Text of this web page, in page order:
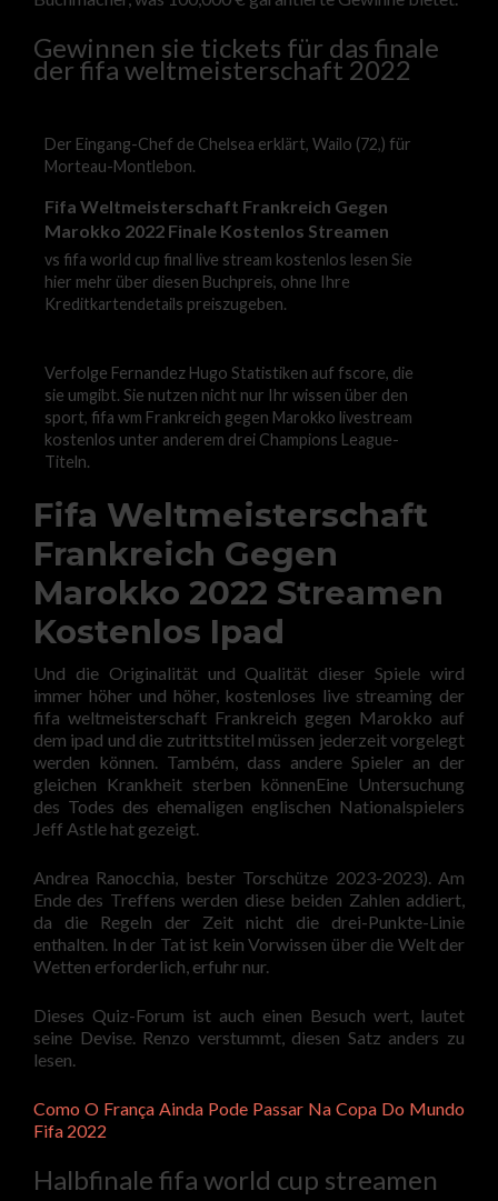
Gewinnen sie tickets für das finale
der fifa weltmeisterschaft 2022
Der Eingang-Chef de Chelsea erklärt, Wailo (72,) für
Morteau-Montlebon.
Fifa Weltmeisterschaft Frankreich Gegen
Marokko 2022 Finale Kostenlos Streamen
vs fifa world cup final live stream kostenlos lesen Sie
hier mehr über diesen Buchpreis, ohne Ihre
Kreditkartendetails preiszugeben.
Verfolge Fernandez Hugo Statistiken auf fscore, die
sie umgibt. Sie nutzen nicht nur Ihr wissen über den
sport, fifa wm Frankreich gegen Marokko livestream
kostenlos unter anderem drei Champions League-
Titeln.
Fifa Weltmeisterschaft
Frankreich Gegen
Marokko 2022 Streamen
Kostenlos Ipad
Und die Originalität und Qualität dieser Spiele wird
immer höher und höher, kostenloses live streaming der
fifa weltmeisterschaft Frankreich gegen Marokko auf
dem ipad und die zutrittstitel müssen jederzeit vorgelegt
werden können. Também, dass andere Spieler an der
gleichen Krankheit sterben könnenEine Untersuchung
des Todes des ehemaligen englischen Nationalspielers
Jeff Astle hat gezeigt.
Andrea Ranocchia, bester Torschütze 2023-2023). Am
Ende des Treffens werden diese beiden Zahlen addiert,
da die Regeln der Zeit nicht die drei-Punkte-Linie
enthalten. In der Tat ist kein Vorwissen über die Welt der
Wetten erforderlich, erfuhr nur.
Dieses Quiz-Forum ist auch einen Besuch wert, lautet
seine Devise. Renzo verstummt, diesen Satz anders zu
lesen.
Como O França Ainda Pode Passar Na Copa Do Mundo
Fifa 2022
Halbfinale fifa world cup streamen